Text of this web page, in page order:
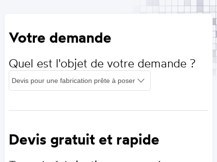
Votre demande
Quel est l'objet de votre demande ?
Devis gratuit et rapide